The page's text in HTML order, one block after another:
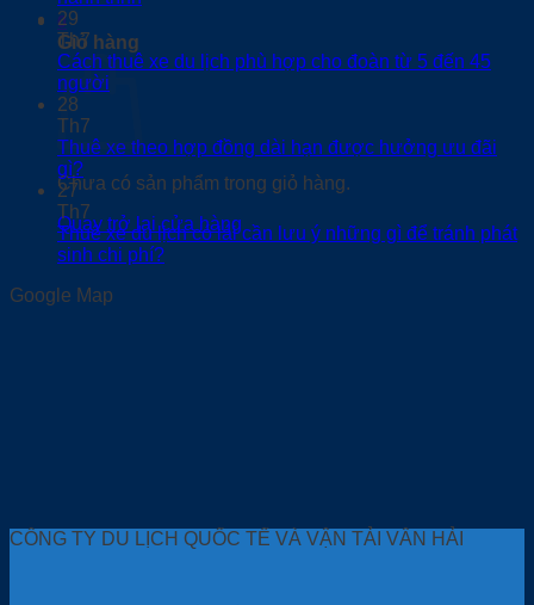
0
Giỏ hàng
Chưa có sản phẩm trong giỏ hàng.
Quay trở lại cửa hàng
29
Th7
Cách thuê xe du lịch phù hợp cho đoàn từ 5 đến 45
người
28
Th7
Thuê xe theo hợp đồng dài hạn được hưởng ưu đãi
gì?
27
Th7
Thuê xe du lịch có lái cần lưu ý những gì để tránh phát
sinh chi phí?
Google Map
CÔNG TY DU LỊCH QUỐC TẾ VÀ VẬN TẢI VÂN HẢI